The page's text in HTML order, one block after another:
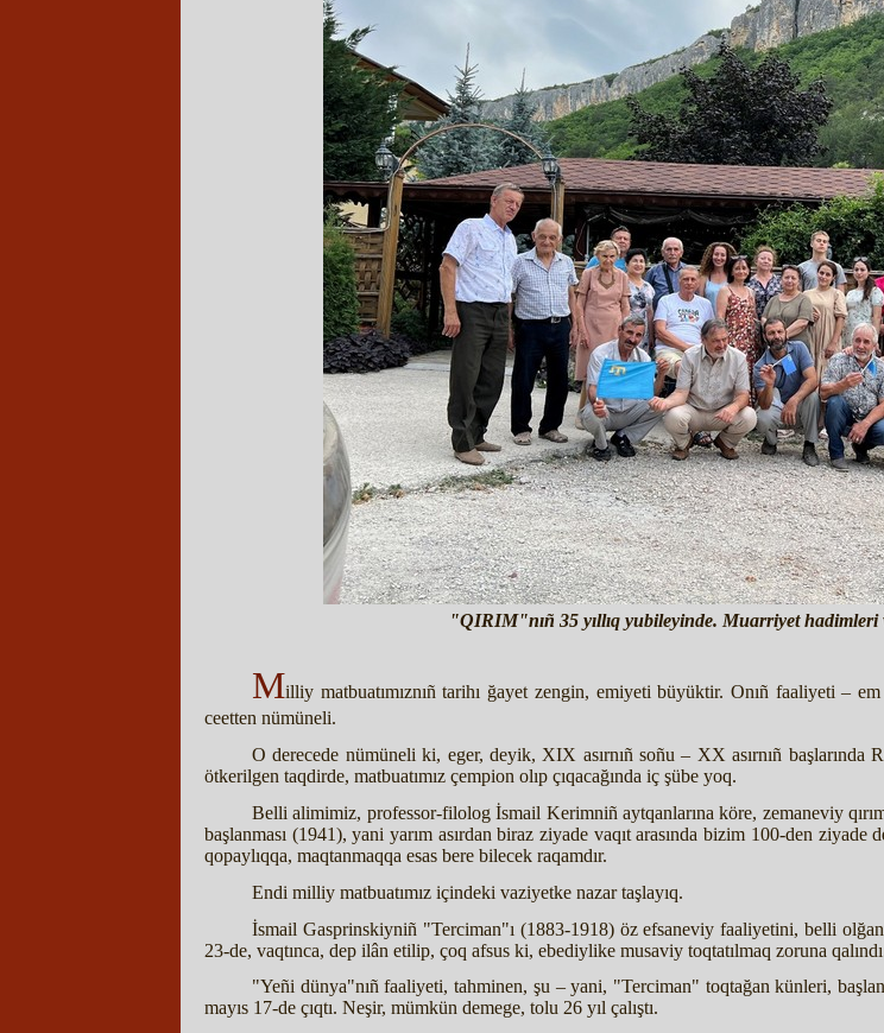
"QIRIM"nıñ 35 yıllıq yubileyinde. Muarriyet hadimleri
Milliy matbuatımıznıñ tarihı ğayet zengin, emiyeti büyüktir. Onıñ faaliyeti –
ceetten nümüneli.
O derecede nümüneli ki, eger, deyik, XIX asırnıñ soñu – XX asırnıñ başlarında
ötkerilgen taqdirde, matbuatımız çempion olıp çıqacağında iç şübe yoq.
Belli alimimiz, professor-filolog İsmail Kerimniñ aytqanlarına köre, zemaneviy
başlanması (1941), yani yarım asırdan biraz ziyade vaqıt arasında bizim 100-den
qopaylıqqa, maqtanmaqqa esas bere bilecek raqamdır.
Endi milliy matbuatımız içindeki vaziyetke nazar taşlayıq.
İsmail Gasprinskiyniñ "Terciman"ı (1883-1918) öz efsaneviy faaliyetini, belli
23-de, vaqtınca, dep ilân etilip, çoq afsus ki, ebediylike musaviy toqtatılmaq zoruna
"Yeñi dünya"nıñ faaliyeti, tahminen, şu – yani, "Terciman" toqtağan künleri,
mayıs 17-de çıqtı. Neşir, mümkün demege, tolu 26 yıl çalıştı.